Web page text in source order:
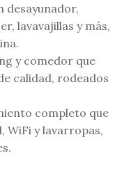
desayunador,
lavavajillas y más,
y comedor que
calidad, rodeados
completo que
WiFi y lavarropas,